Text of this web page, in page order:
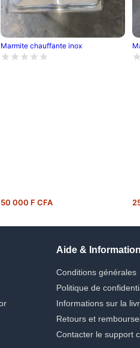
Marmite chauffante inox
50 000 F CFA
Aide &
Conditions générales
Politique de
Informations sur la
Retours et
Contacter le support